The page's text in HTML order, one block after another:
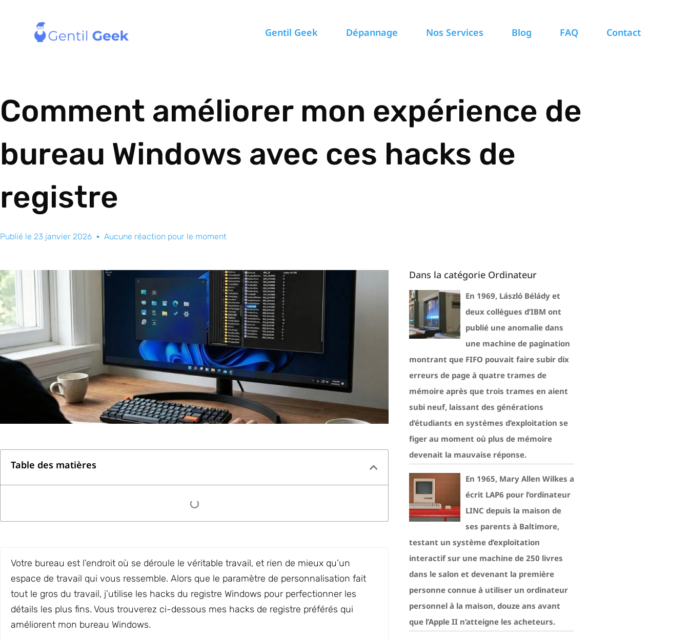
Gentil Geek Dépannage Nos Services Blog FAQ Contact
Comment améliorer mon expérience de
bureau Windows avec ces hacks de
registre
Publié le 23 janvier 2026 Aucune réaction pour le moment
Table des matières
Votre bureau est l’endroit où se déroule le véritable travail, et rien de mieux qu’un
espace de travail qui vous ressemble. Alors que le paramètre de personnalisation fait
tout le gros du travail, j’utilise les hacks du registre Windows pour perfectionner les
détails les plus fins. Vous trouverez ci-dessous mes hacks de registre préférés qui
améliorent mon bureau Windows.
Dans la catégorie Ordinateur
En 1969, László Bélády et
deux collègues d’IBM ont
publié une anomalie dans
une machine de pagination
montrant que FIFO pouvait faire subir dix
erreurs de page à quatre trames de
mémoire après que trois trames en aient
subi neuf, laissant des générations
d’étudiants en systèmes d’exploitation se
figer au moment où plus de mémoire
devenait la mauvaise réponse.
En 1965, Mary Allen Wilkes a
écrit LAP6 pour l’ordinateur
LINC depuis la maison de
ses parents à Baltimore,
testant un système d’exploitation
interactif sur une machine de 250 livres
dans le salon et devenant la première
personne connue à utiliser un ordinateur
personnel à la maison, douze ans avant
que l’Apple II n’atteigne les acheteurs.